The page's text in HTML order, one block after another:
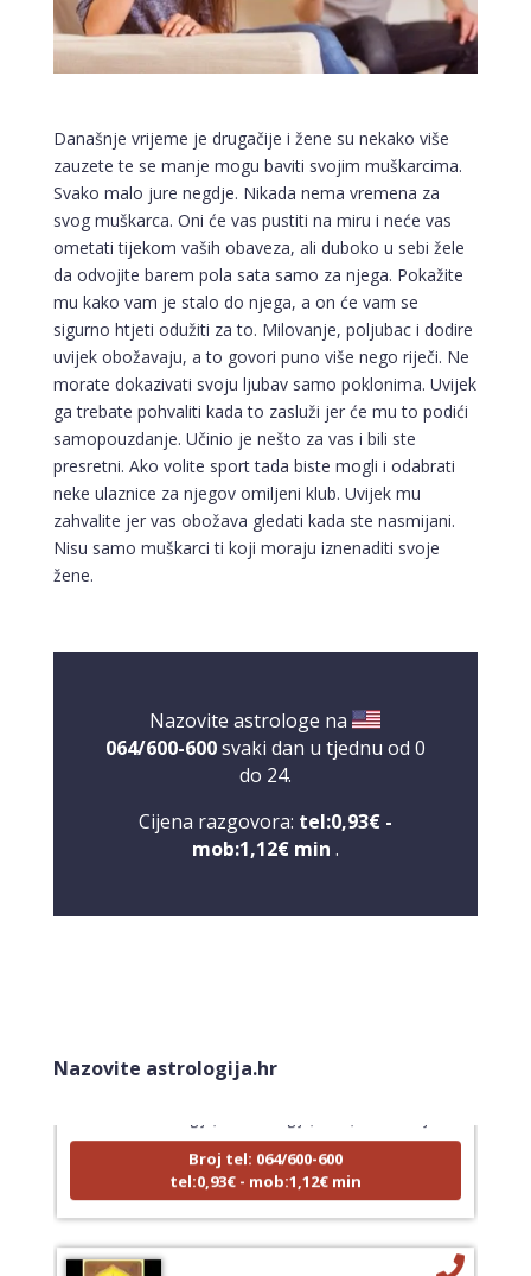
Današnje vrijeme je drugačije i žene su nekako više
zauzete te se manje mogu baviti svojim muškarcima.
Svako malo jure negdje. Nikada nema vremena za
svog muškarca. Oni će vas pustiti na miru i neće vas
ometati tijekom vaših obaveza, ali duboko u sebi žele
da odvojite barem pola sata samo za njega. Pokažite
mu kako vam je stalo do njega, a on će vam se
sigurno htjeti odužiti za to. Milovanje, poljubac i dodire
uvijek obožavaju, a to govori puno više nego riječi. Ne
morate dokazivati svoju ljubav samo poklonima. Uvijek
ga trebate pohvaliti kada to zasluži jer će mu to podići
samopouzdanje. Učinio je nešto za vas i bili ste
presretni. Ako volite sport tada biste mogli i odabrati
neke ulaznice za njegov omiljeni klub. Uvijek mu
zahvalite jer vas obožava gledati kada ste nasmijani.
Nisu samo muškarci ti koji moraju iznenaditi svoje
žene.
Nazovite astrologe na
064/600-600svaki dan u tjednu od 0
do 24.
Cijena razgovora: tel:0,93€ -
mob:1,12€ min .
Nazovite astrologija.hr
Tarot savjetnik je zauzet
Broj tel: 064/600-600
tel:0,93€ - mob:1,12€ min